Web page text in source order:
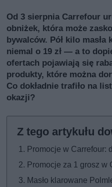
Od 3 sierpnia Carrefour
obniżek, która może
bywalców. Pół kilo masła
niemal o 19 zł — a to
ofertach pojawiają się
produkty, które można
Co dokładnie trafiło na
okazji?
Promocje w Carrefour:
Promocje za 1 grosz w
Masło klarowane